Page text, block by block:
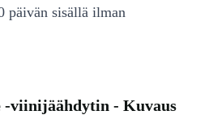
päivän sisällä ilman
-viinijäähdytin - Kuvaus